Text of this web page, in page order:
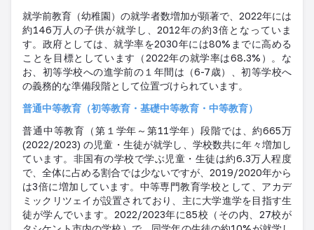
就学前教育（幼稚園）の就学者数増加が顕著で、2022年には
約146万人の子供が就学し、2012年の約3倍となっていま
す。政府としては、就学率を2030年には80%までに高める
ことを目標としています（2022年の就学率は68.3%）。な
お、初等学校への進学前の１年間は（6-7歳）、初等学校へ
の義務的な準備段階として位置づけられています。
普通中等教育（初等教育・基礎中等教育・中等教育）
普通中等教育（第１学年～第11学年）段階では、約665万
(2022/2023) の児童・生徒が就学し、学校数共に年々増加し
ています。非国有の学校で学ぶ児童・生徒は約6.3万人程度
で、全体に占める割合では少ないですが、2019/2020年から
は3倍に増加しています。中等専門教育学校として、アカデ
ミックリツェイが設置されており、主に大学進学を目指す生
徒が学んでいます。2022/2023年に85校（その内、27校が